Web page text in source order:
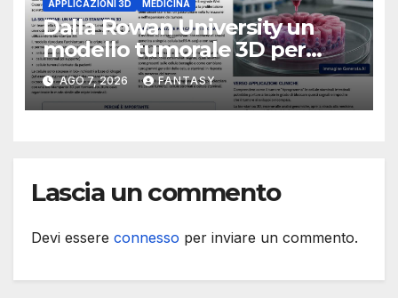
APPLICAZIONI 3D MEDICINA
Dalla Rowan University un
modello tumorale 3D per
studiare il dialogo tra cancro
e cellule staminali
AGO 7, 2026 FANTASY
Lascia un commento
Devi essere connesso per inviare un commento.